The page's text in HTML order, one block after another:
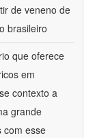
de veneno de
brasileiro
que oferece
em
contexto a
grande
com esse